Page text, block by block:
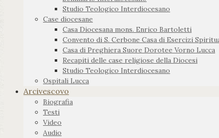
Studio Teologico Interdiocesano
Case diocesane
Casa Diocesana mons. Enrico Bartoletti
Convento di S. Cerbone Casa di Esercizi
Casa di Preghiera Suore Dorotee Vorno Lucca
Recapiti delle case religiose della Diocesi
Studio Teologico Interdiocesano
Ospitali Lucca
Arcivescovo
Biografia
Testi
Video
Audio